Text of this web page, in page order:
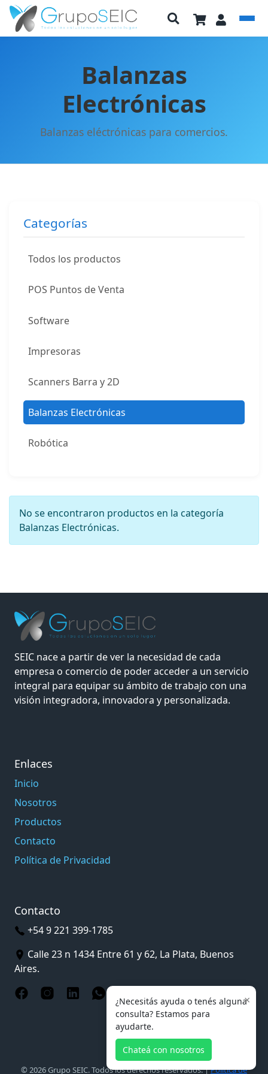
Balanzas
Electrónicas
Balanzas eléctrónicas para comercios.
Categorías
Todos los productos
POS Puntos de Venta
Software
Impresoras
Scanners Barra y 2D
Balanzas Electrónicas
Robótica
No se encontraron productos en la categoría
Balanzas Electrónicas.
SEIC nace a partir de ver la necesidad de cada
empresa o comercio de poder acceder a un servicio
integral para equipar su ámbito de trabajo con una
visión integradora, innovadora y personalizada.
Enlaces
Inicio
Nosotros
Productos
Contacto
Política de Privacidad
Contacto
+54 9 221 399-1785
Calle 23 n 1434 Entre 61 y 62, La Plata, Buenos
Aires.
© 2026 Grupo SEIC. Todos los derechos reservados. |Política de
×
¿Necesitás ayuda o tenés alguna
consulta? Estamos para
ayudarte.
Chateá con nosotros